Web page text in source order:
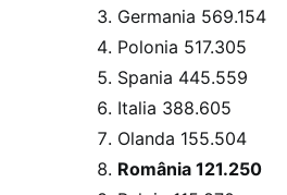
Germania 569.154
Polonia 517.305
Spania 445.559
Italia 388.605
Olanda 155.504
România 121.250